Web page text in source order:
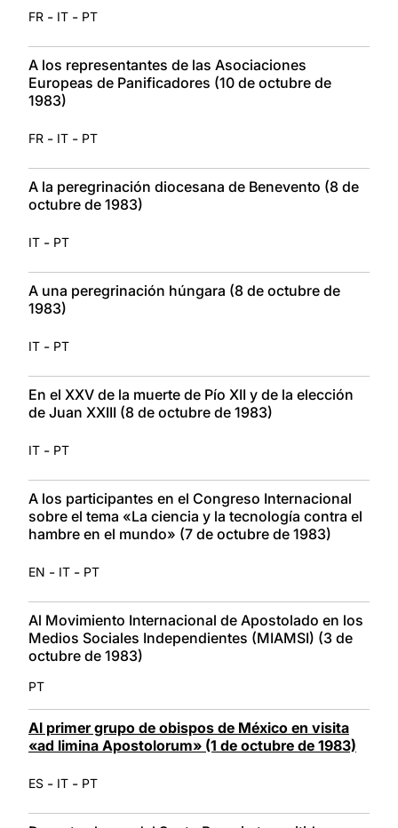
FR - IT - PT
A los representantes de las Asociaciones
Europeas de Panificadores (10 de octubre de
1983)
FR - IT - PT
A la peregrinación diocesana de Benevento (8 de
octubre de 1983)
IT - PT
A una peregrinación húngara (8 de octubre de
1983)
IT - PT
En el XXV de la muerte de Pío XII y de la elección
de Juan XXIII (8 de octubre de 1983)
IT - PT
A los participantes en el Congreso Internacional
sobre el tema «La ciencia y la tecnología contra el
hambre en el mundo» (7 de octubre de 1983)
EN - IT - PT
Al Movimiento Internacional de Apostolado en los
Medios Sociales Independientes (MIAMSI) (3 de
octubre de 1983)
PT
Al primer grupo de obispos de México en visita
«ad limina Apostolorum» (1 de octubre de 1983)
ES - IT - PT